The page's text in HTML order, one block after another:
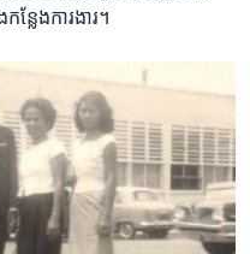
ន្លែង​ការងារ។​